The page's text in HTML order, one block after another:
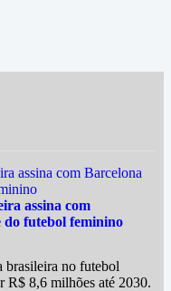
assina com
do futebol feminino
brasileira no futebol
R$ 8,6 milhões até 2030.